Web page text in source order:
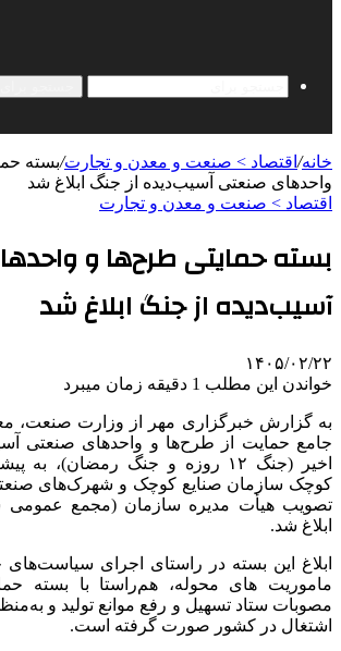
خانه/ اقتصاد > صنعت و معدن و تجارت/بسته
واحدهای صنعتی آسیب‌دیده از جنگ ابلاغ شد
اقتصاد > صنعت و معدن و تجارت
بسته حمایتی طرح‌ها و
آسیب‌دیده از جنگ ابلاغ شد
۱۴۰۵/۰۲/۲۲
خواندن این مطلب 1 دقیقه زمان میبرد
به گزارش خبرگزاری مهر از وزارت صنعت،
جامع حمایت از طرح‌ها و واحدهای صنعتی
اخیر (جنگ ۱۲ روزه و جنگ رمضان)،
کوچک سازمان صنایع کوچک و شهرک‌های صنعتی
تصویب هیأت مدیره سازمان (مجمع عمومی
ابلاغ شد.
ابلاغ این بسته در راستای اجرای
ماموریت های محوله، هم‌راستا با بسته
مصوبات ستاد تسهیل و رفع موانع تولید و
اشتغال در کشور صورت گرفته است.